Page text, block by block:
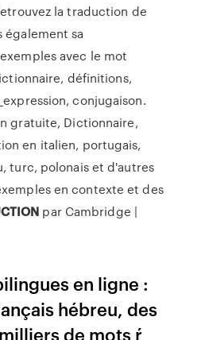
la traduction de
également sa
avec le mot
définitions,
conjugaison.
gratuite, Dictionnaire,
en italien, portugais,
turc, polonais et d'autres
en contexte et des
par Cambridge |
en ligne :
hébreu, des
de mots ŕ